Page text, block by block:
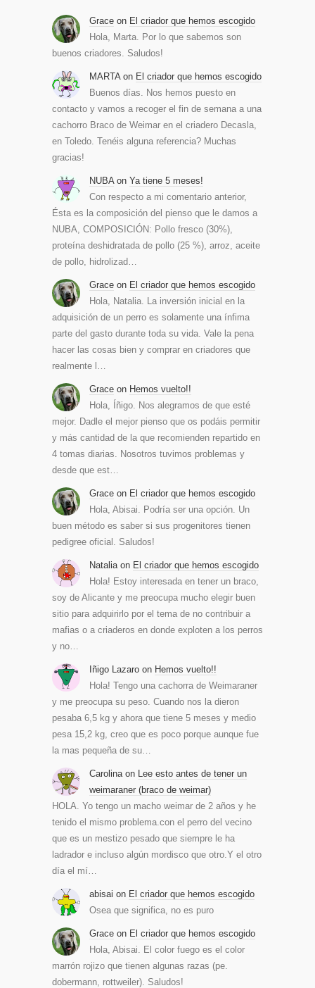
Grace on El criador que hemos escogido
Hola, Marta. Por lo que sabemos son
buenos criadores. Saludos!
MARTA on El criador que hemos escogido
Buenos días. Nos hemos puesto en
contacto y vamos a recoger el fin de semana a una
cachorro Braco de Weimar en el criadero Decasla,
en Toledo. Tenéis alguna referencia? Muchas
gracias!
NUBA on Ya tiene 5 meses!
Con respecto a mi comentario anterior,
Ésta es la composición del pienso que le damos a
NUBA, COMPOSICIÓN: Pollo fresco (30%),
proteína deshidratada de pollo (25 %), arroz, aceite
de pollo, hidrolizad…
Grace on El criador que hemos escogido
Hola, Natalia. La inversión inicial en la
adquisición de un perro es solamente una ínfima
parte del gasto durante toda su vida. Vale la pena
hacer las cosas bien y comprar en criadores que
realmente l…
Grace on Hemos vuelto!!
Hola, Íñigo. Nos alegramos de que esté
mejor. Dadle el mejor pienso que os podáis permitir
y más cantidad de la que recomienden repartido en
4 tomas diarias. Nosotros tuvimos problemas y
desde que est…
Grace on El criador que hemos escogido
Hola, Abisai. Podría ser una opción. Un
buen método es saber si sus progenitores tienen
pedigree oficial. Saludos!
Natalia on El criador que hemos escogido
Hola! Estoy interesada en tener un braco,
soy de Alicante y me preocupa mucho elegir buen
sitio para adquirirlo por el tema de no contribuir a
mafias o a criaderos en donde exploten a los perros
y no…
Iñigo Lazaro on Hemos vuelto!!
Hola! Tengo una cachorra de Weimaraner
y me preocupa su peso. Cuando nos la dieron
pesaba 6,5 kg y ahora que tiene 5 meses y medio
pesa 15,2 kg, creo que es poco porque aunque fue
la mas pequeña de su…
Carolina on Lee esto antes de tener un
weimaraner (braco de weimar)
HOLA. Yo tengo un macho weimar de 2 años y he
tenido el mismo problema.con el perro del vecino
que es un mestizo pesado que siempre le ha
ladrador e incluso algún mordisco que otro.Y el otro
día el mí…
abisai on El criador que hemos escogido
Osea que significa, no es puro
Grace on El criador que hemos escogido
Hola, Abisai. El color fuego es el color
marrón rojizo que tienen algunas razas (pe.
dobermann, rottweiler). Saludos!